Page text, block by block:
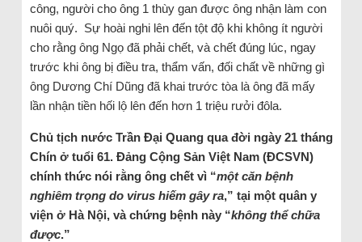
công, người cho ông 1 thùy gan được ông nhận làm con
nuôi quý. Sự hoài nghi lên đến tột độ khi không ít người
cho rằng ông Ngọ đã phải chết, và chết đúng lúc, ngay
trước khi ông bị điều tra, thẩm vấn, đối chất về những gì
ông Dương Chí Dũng đã khai trước tòa là ông đã mấy
lần nhận tiền hối lộ lên đến hơn 1 triệu rưởi đôla.
Chủ tịch nước Trần Đại Quang qua đời ngày 21 tháng
Chín ở tuổi 61. Đảng Cộng Sản Việt Nam (ĐCSVN)
chính thức nói rằng ông chết vì “một căn bệnh
nghiêm trọng do virus hiếm gây ra,” tại một quân y
viện ở Hà Nội, và chứng bệnh này “không thể chữa
được.”